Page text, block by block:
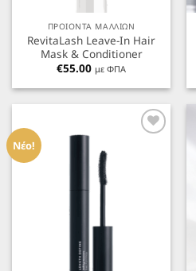
ΠΡΟΙΟΝΤΑ ΜΑΛΛΙΩΝ
RevitaLash Leave-In Hair
Mask & Conditioner
€55.00 με ΦΠΑ
Νέο!
Προσθήκη